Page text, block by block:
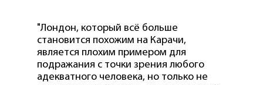
"Лондон, который всё больше
становится похожим на Карачи,
является плохим примером для
подражания с точки зрения любого
адекватного человека, но только не